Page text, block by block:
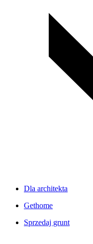
Dla architekta
Gethome
Sprzedaj grunt